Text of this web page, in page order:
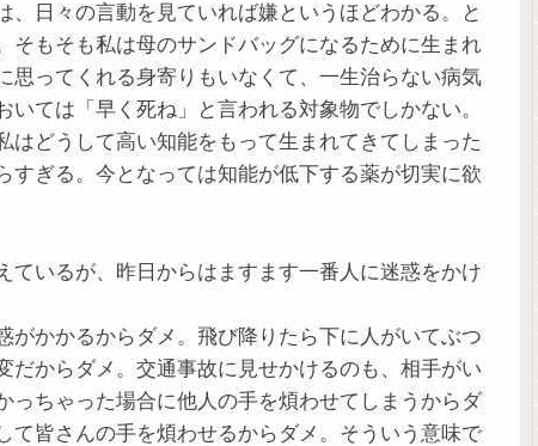
日々の言動を見ていれば嫌というほどわかる。と
もそも私は母のサンドバッグになるために生まれ
ってくれる身寄りもいなくて、一生治らない病気
ては「早く死ね」と言われる対象物でしかない。
どうして高い知能をもって生まれてきてしまった
ぎる。今となっては知能が低下する薬が切実に欲
いるが、昨日からはますます一番人に迷惑をかけ
かかるからダメ。飛び降りたら下に人がいてぶつ
からダメ。交通事故に見せかけるのも、相手がい
ちゃった場合に他人の手を煩わせてしまうからダ
て皆さんの手を煩わせるからダメ。そういう意味で